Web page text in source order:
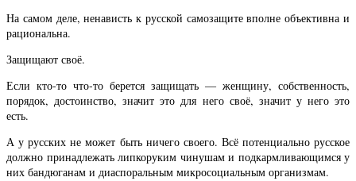
На самом деле, ненависть к русской самозащите вполне объективна и
рациональна.
Защищают своё.
Если кто-то что-то берется защищать — женщину, собственность,
порядок, достоинство, значит это для него своё, значит у него это
есть.
А у русских не может быть ничего своего. Всё потенциально русское
должно принадлежать липкоруким чинушам и подкармливающимся у
них бандюганам и диаспоральным микросоциальным организмам.